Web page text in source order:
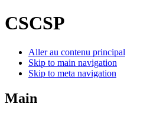
CSCSP
Aller au contenu principal
Skip to main navigation
Skip to meta navigation
Main